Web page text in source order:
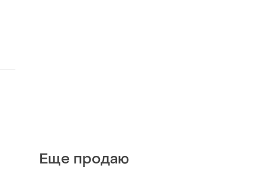
Еще продаю